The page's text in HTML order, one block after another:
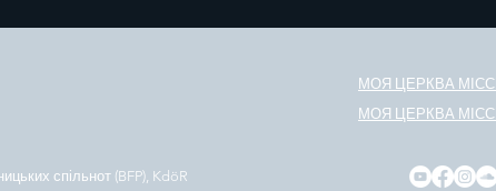
МОЯ ЦЕРКВА МІСС
МОЯ ЦЕРКВА МІСС
спільнот (BFP), KdöR